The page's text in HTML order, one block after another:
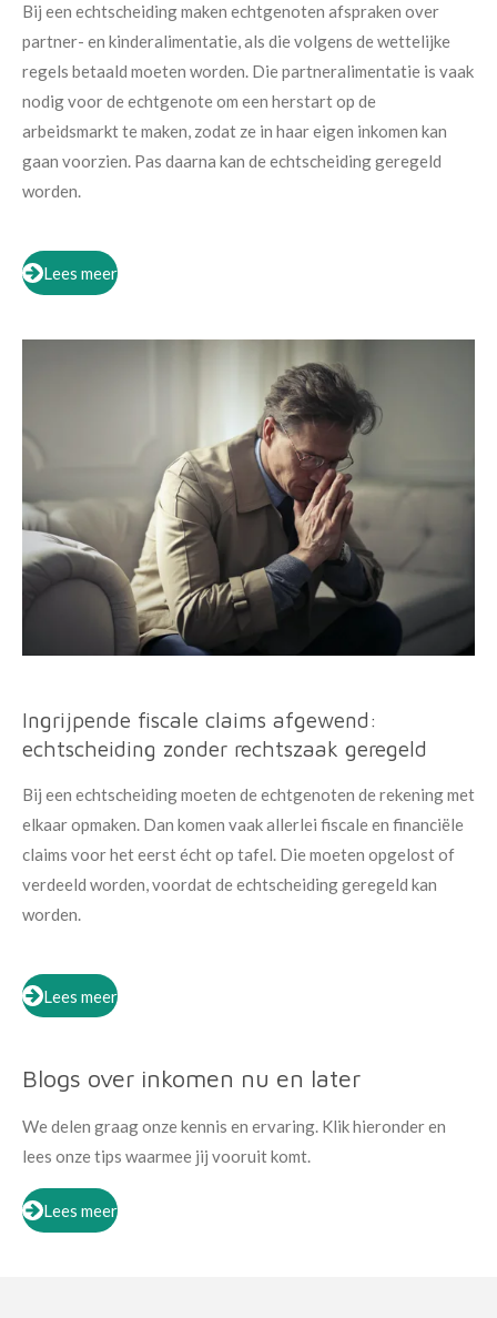
Bij een echtscheiding maken echtgenoten afspraken over
partner- en kinderalimentatie, als die volgens de wettelijke
regels betaald moeten worden. Die partneralimentatie is vaak
nodig voor de echtgenote om een herstart op de
arbeidsmarkt te maken, zodat ze in haar eigen inkomen kan
gaan voorzien. Pas daarna kan de echtscheiding geregeld
worden.
Lees meer
Ingrijpende fiscale claims afgewend:
echtscheiding zonder rechtszaak geregeld
Bij een echtscheiding moeten de echtgenoten de rekening met
elkaar opmaken. Dan komen vaak allerlei fiscale en financiële
claims voor het eerst écht op tafel. Die moeten opgelost of
verdeeld worden, voordat de echtscheiding geregeld kan
worden.
Lees meer
Blogs over inkomen nu en later
We delen graag onze kennis en ervaring. Klik hieronder en
lees onze tips waarmee jij vooruit komt.
Lees meer